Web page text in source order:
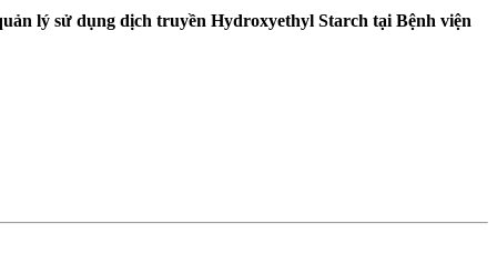
lý sử dụng dịch truyền Hydroxyethyl Starch tại Bệnh viện